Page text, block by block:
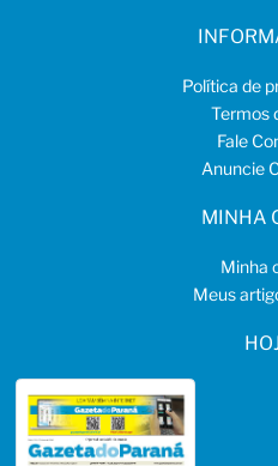
Política de
Termos
Fale
Anuncie
MINHA
Minha
Meus